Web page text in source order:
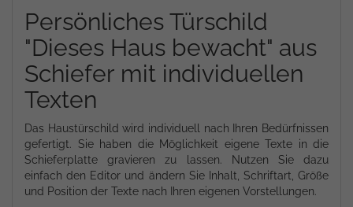
Persönliches Türschild
"Dieses Haus bewacht" aus
Schiefer mit individuellen
Texten
Das Haustürschild wird individuell nach Ihren Bedürfnissen
gefertigt. Sie haben die Möglichkeit eigene Texte in die
Schieferplatte gravieren zu lassen. Nutzen Sie dazu
einfach den Editor und ändern Sie Inhalt, Schriftart, Größe
und Position der Texte nach Ihren eigenen Vorstellungen.